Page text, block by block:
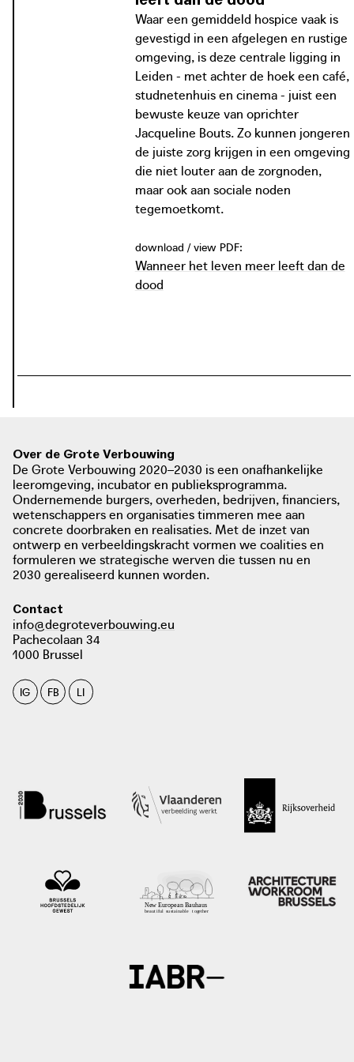
Xenia hospice voor jongvolwassenen te Leiden
Jacqueline Bouts besloot vanuit haar ervaring als
kinderverpleegkundige zelf de blinde vlekken van de
gezondheidszorg aan te pakken met de oprichting van
stichting Xenia. De stichting werkt samen met onder meer
studentenhuisvester DUWO en de ‘Vrienden van Xenia’, die
financiële middelen voor de inrichting en de exploitatie
van Xenia Huis doneert.
Xenia neem eens een kijkje in 2020
Het Xenia Huis wil een thuis bieden in een levendige,
stedelijke context aan jonge mensen uit de regio die
intensieve zorg nodig hebben.
foto: Xenia Huis Leiden, 2020
Stichting Xenia wil zich graag verder
inspannen voor deze leeftijdsgroep.
Momenteel werken ze onder meer
aan de uitwerking van een klein aantal
zelfstandige woningen voor jongeren
met een handicap, met
zorgvoorzieningen nabij.
download / view PDF:
Stichting Xenia Hospice Xenia hospice
voor jonge mensen
Waar een gemiddeld hospice vaak is
gevestigd in een afgelegen en rustige
omgeving, is deze centrale ligging in
Leiden - met achter de hoek een café,
studnetenhuis en cinema - juist een
bewuste keuze van oprichter
Jacqueline Bouts. Zo kunnen jongeren
de juiste zorg krijgen in een omgeving
die niet louter aan de zorgnoden,
maar ook aan sociale noden
tegemoetkomt.
download / view PDF:
Wanneer het leven meer leeft dan de
dood
Over de Grote Verbouwing
De Grote Verbouwing 2020–2030 is een onafhankelijke
leeromgeving, incubator en publieksprogramma.
Ondernemende burgers, overheden, bedrijven, financiers,
wetenschappers en organisaties timmeren mee aan
concrete doorbraken en realisaties. Met de inzet van
ontwerp en verbeeldingskracht vormen we coalities en
formuleren we strategische werven die tussen nu en
2030 gerealiseerd kunnen worden.
Contact
info@degroteverbouwing.eu
Pachecolaan 34
1000 Brussel
IG FB LI